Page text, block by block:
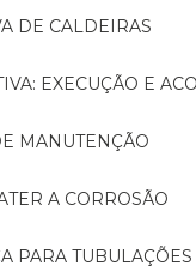
DE CALDEIRAS
EXECUÇÃO E
MANUTENÇÃO
A CORROSÃO
PARA TUBULAÇÕES